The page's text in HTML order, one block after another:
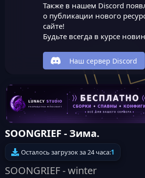
Также в нашем Discord
о публикации нового
сайте!
Будьте всегда в курсе
Наш сервер Discord
SOONGRIEF - Зима.
Осталось загрузок за 24 часа:1
SOONGRIEF - winter